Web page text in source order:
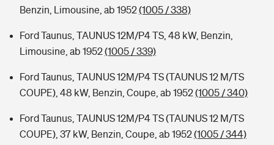
Benzin, Limousine, ab 1952(1005 / 338)
Ford Taunus, TAUNUS 12M/P4 TS, 48 kW, Benzin,
Limousine, ab 1952(1005 / 339)
Ford Taunus, TAUNUS 12M/P4 TS (TAUNUS 12 M/TS
COUPE), 48 kW, Benzin, Coupe, ab 1952(1005 / 340)
Ford Taunus, TAUNUS 12M/P4 TS (TAUNUS 12 M/TS
COUPE), 37 kW, Benzin, Coupe, ab 1952(1005 / 344)